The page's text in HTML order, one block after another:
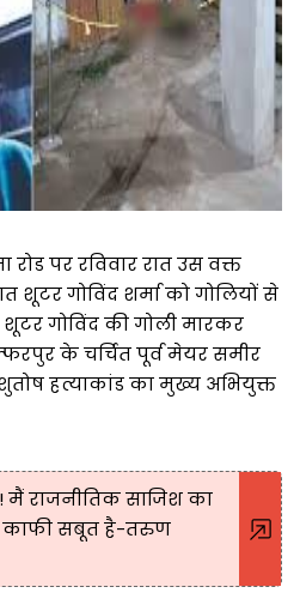
पर रविवार रात उस वक्त
गोविंद शर्मा को गोलियों से
गोविंद की गोली मारकर
के चर्चित पूर्व मेयर समीर
हत्याकांड का मुख्य अभियुक्त
मैं राजनीतिक साजिश का
काफी सबूत है-तरुण